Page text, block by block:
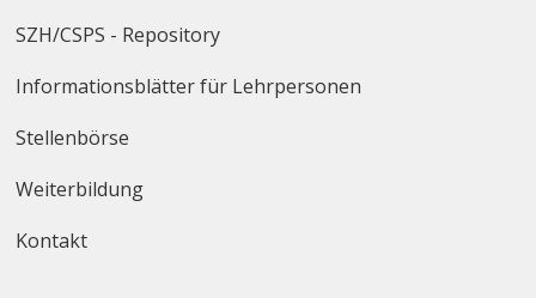
SZH/CSPS - Repository
Informationsblätter für Lehrpersonen
Stellenbörse
Weiterbildung
Kontakt